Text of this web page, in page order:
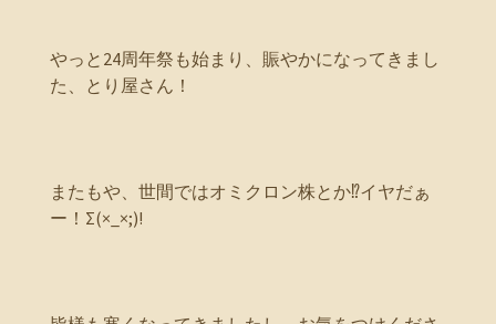
やっと24周年祭も始まり、賑やかになってきまし
た、とり屋さん！
またもや、世間ではオミクロン株とか⁉️イヤだぁ
ー！Σ(×_×;)!